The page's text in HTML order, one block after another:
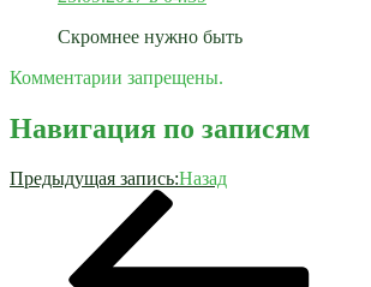
Скромнее нужно быть
Комментарии запрещены.
Навигация по записям
Предыдущая запись:Назад